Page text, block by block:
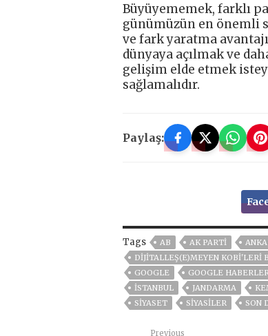
Büyüyememek, farklı
günümüzün en önemli
ve fark yaratma
dünyaya açılmak ve
gelişim elde etmek
sağlamalıdır.
Paylaş:
Tags AB AK PARTİ
DIJITALLEŞ(E)MEYEN KOBİ'LERI
GOOGLE
GOOGLE
ISTANBUL
JANDARMA
SİYASET
SİYASİLER SON
Previous